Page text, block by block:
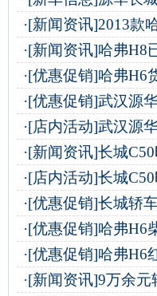
·[新闻资讯]2013款
·[新闻资讯]哈弗H8
·[优惠促销]哈弗H6
·[优惠促销]武汉源
·[店内活动]武汉源
·[新闻资讯]长城
·[店内活动]长城
·[优惠促销]长城轿
·[优惠促销]哈弗H6
·[优惠促销]哈弗H6
·[新闻资讯]9万余元